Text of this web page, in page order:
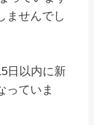
ませんでし
日以内に新
っていま